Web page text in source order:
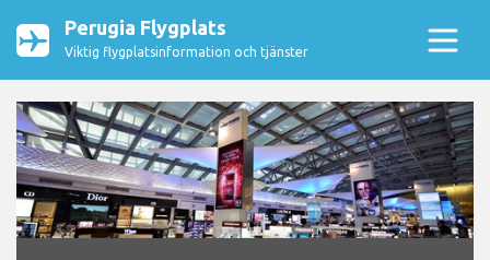
Perugia Flygplats
Viktig flygplatsinformation och tjänster